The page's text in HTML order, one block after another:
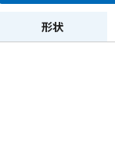
形状